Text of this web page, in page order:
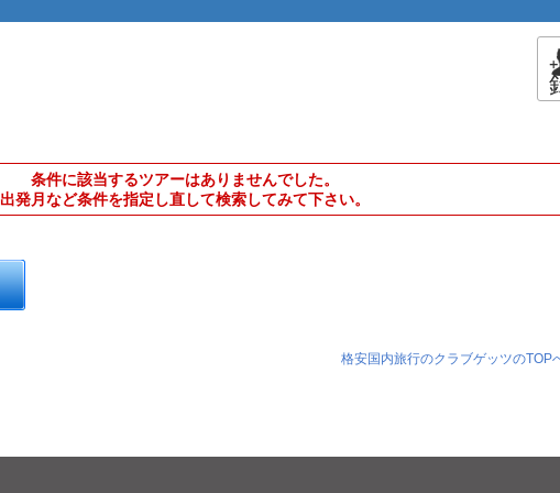
条件に該当するツアーはありませんでした。
出発月など条件を指定し直して検索してみて下さい。
格安国内旅行のクラブゲッツのTOP